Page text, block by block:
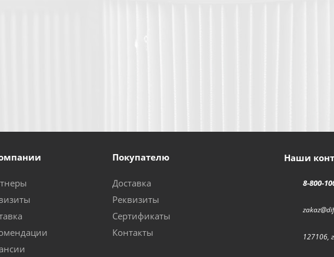
Покупателю
Доставка
Реквизиты
Сертификаты
Контакты
Наши
8-800-
127106,